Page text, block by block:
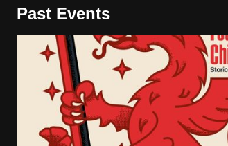
Past Events